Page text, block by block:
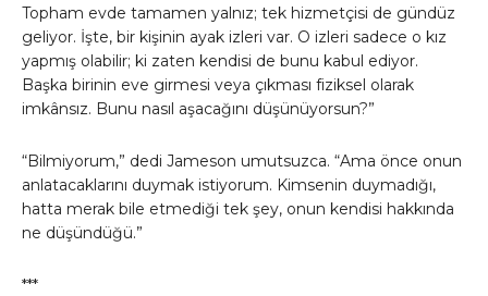
Topham evde tamamen yalnız; tek hizmetçisi de gündüz
geliyor. İşte, bir kişinin ayak izleri var. O izleri sadece o kız
yapmış olabilir; ki zaten kendisi de bunu kabul ediyor.
Başka birinin eve girmesi veya çıkması fiziksel olarak
imkânsız. Bunu nasıl aşacağını düşünüyorsun?”
“Bilmiyorum,” dedi Jameson umutsuzca. “Ama önce onun
anlatacaklarını duymak istiyorum. Kimsenin duymadığı,
hatta merak bile etmediği tek şey, onun kendisi hakkında
ne düşündüğü.”
***